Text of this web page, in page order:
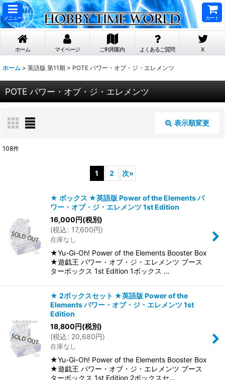
メニュー カート
ホーム マイページ ご利用案内 よくあるご質問 X
ホーム > 英語版 第11期 > POTE パワー・オブ・ジ・エレメンツ
POTE パワー・オブ・ジ・エレメンツ
表示順変更
108件
1 2 次»
★ ボックス ★英語版 Power of the Elements パ
ワー・オブ・ジ・エレメンツ 1st Edition
16,000円(税別)
(税込: 17,600円)
在庫なし
★Yu-Gi-Oh! Power of the Elements Booster Box
★遊戯王 パワー・オブ・ジ・エレメンツ ブース
ターボックス 1st Edition 1ボックス …
★ 2ボックスセット ★英語版 Power of the
Elements パワー・オブ・ジ・エレメンツ 1st
Edition
18,800円(税別)
(税込: 20,680円)
在庫なし
★Yu-Gi-Oh! Power of the Elements Booster Box
★遊戯王 パワー・オブ・ジ・エレメンツ ブース
ターボックス 1st Edition 2ボックスセ…